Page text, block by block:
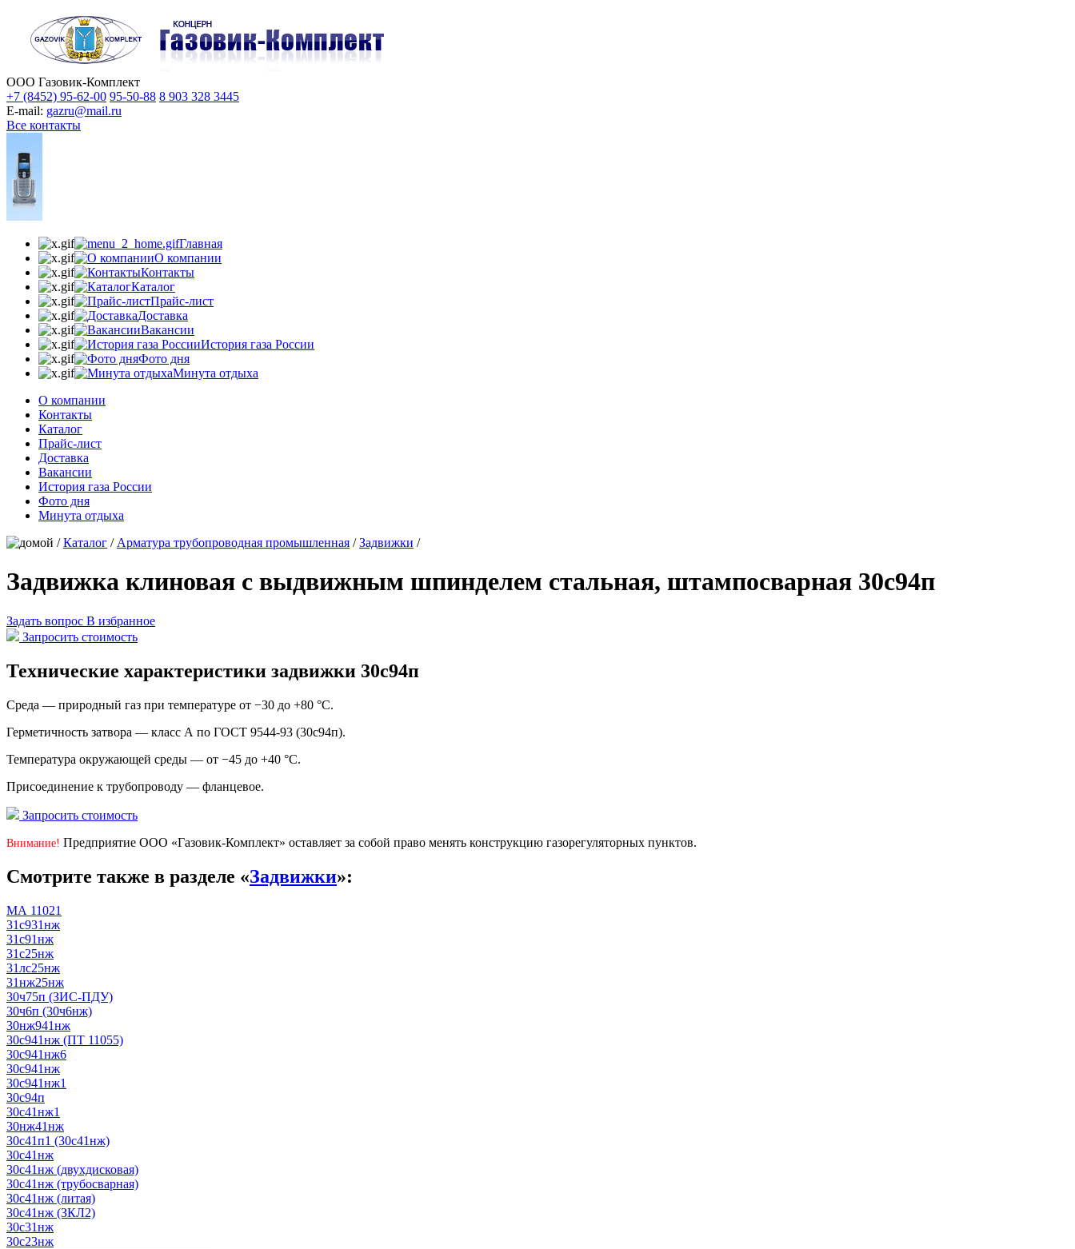
ООО Газовик-Комплект
+7 (8452) 95-62-00 95-50-88 8 903 328 3445
E-mail: gazru@mail.ru
Все контакты
Главная
О компании
Контакты
Каталог
Прайс-лист
Доставка
Вакансии
История газа России
Фото дня
Минута отдыха
О компании
Контакты
Каталог
Прайс-лист
Доставка
Вакансии
История газа России
Фото дня
Минута отдыха
/Каталог / Арматура трубопроводная промышленная /Задвижки /
Задвижка клиновая с выдвижным шпинделем стальная, штампосварная 30с94п
Задать вопрос В избранное
Запросить стоимость
Технические характеристики задвижки 30с94п
Среда — природный газ при температуре от −30 до +80 °С.
Герметичность затвора — класс А по ГОСТ 9544-93 (30с94п).
Температура окружающей среды — от −45 до +40 °С.
Присоединение к трубопроводу — фланцевое.
Запросить стоимость
Внимание! Предприятие ООО «Газовик-Комплект» оставляет за собой право менять конструкцию газорегуляторных пунктов.
Смотрите также в разделе «Задвижки»:
МА 11021
31с931нж
31с91нж
31с25нж
31лс25нж
31нж25нж
30ч75п (ЗИС-ПДУ)
30ч6п (30ч6нж)
30нж941нж
30с941нж (ПТ 11055)
30с941нж6
30с941нж
30с941нж1
30с94п
30с41нж1
30нж41нж
30с41п1 (30с41нж)
30с41нж
30с41нж (двухдисковая)
30с41нж (трубосварная)
30с41нж (литая)
30с41нж (ЗКЛ2)
30с31нж
30с23нж